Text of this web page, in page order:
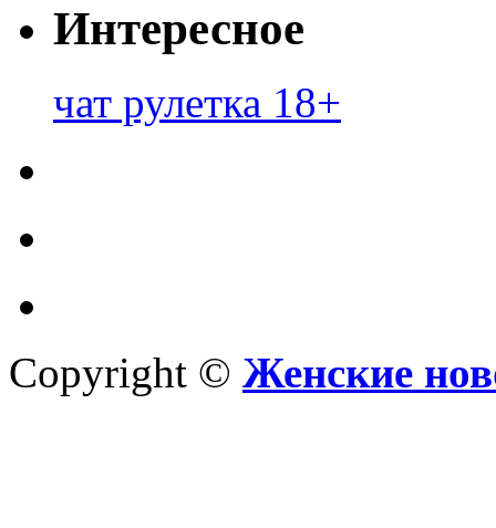
Интересное
чат рулетка 18+
Copyright © Женские